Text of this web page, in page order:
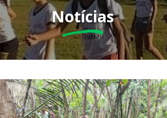
Notícias